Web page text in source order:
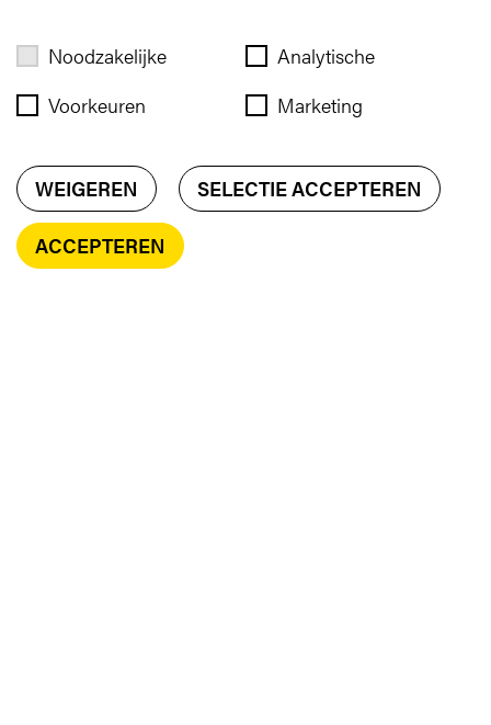
Noodzakelijke
Analytische
Voorkeuren
Marketing
WEIGEREN SELECTIE ACCEPTEREN
ACCEPTEREN